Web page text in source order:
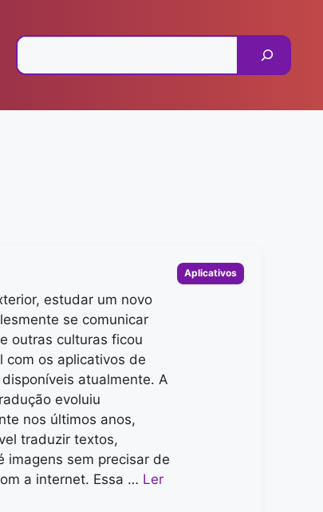
estudar um novo
se comunicar
outras culturas ficou
com os aplicativos de
atualmente. A
evoluiu
nos últimos anos,
traduzir textos,
imagens sem precisar de
a internet. Essa … Ler
Categorias
Aplicativos